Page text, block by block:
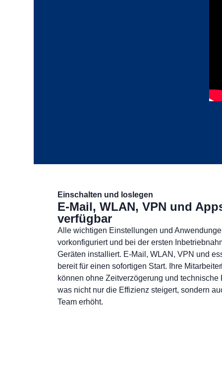
Einschalten und loslegen
E-Mail, WLAN, VPN und
verfügbar
Alle wichtigen Einstellungen und
vorkonfiguriert und bei der ersten
Geräten installiert. E-Mail, WLAN, VPN und
bereit für einen sofortigen Start. Ihre
können ohne Zeitverzögerung und technische
was nicht nur die Effizienz steigert, sondern
Team erhöht.